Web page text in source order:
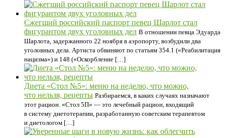
Сжегший российский паспорт певец Шарлот стал
фигурантом двух уголовных дел В отношении певца Эдуарда
Шарлота, задержанного 22 ноября в аэропорту, возбудили два
уголовных дела. Артиста обвиняют по статьям 354.1 («Реабилитация
нацизма») и 148 («Оскорбление […]
Диета «Стол №5»: меню на неделю, что можно,
что нельзя, рецепты Разбираемся, в каких случаях назначают
этот рацион. «Стол 5П» — это лечебный рацион, входящий
в систему диетотерапии, разработанную советским терапевтом
и диетологом […]